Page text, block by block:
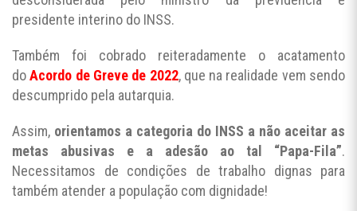
presidente interino do INSS.
Também foi cobrado reiteradamente o acatamento
doAcordo de Greve de 2022, que na realidade vem sendo
descumprido pela autarquia.
Assim, orientamos a categoria do INSS a não aceitar as
metas abusivas e a adesão ao tal “Papa-Fila”.
Necessitamos de condições de trabalho dignas para
também atender a população com dignidade!